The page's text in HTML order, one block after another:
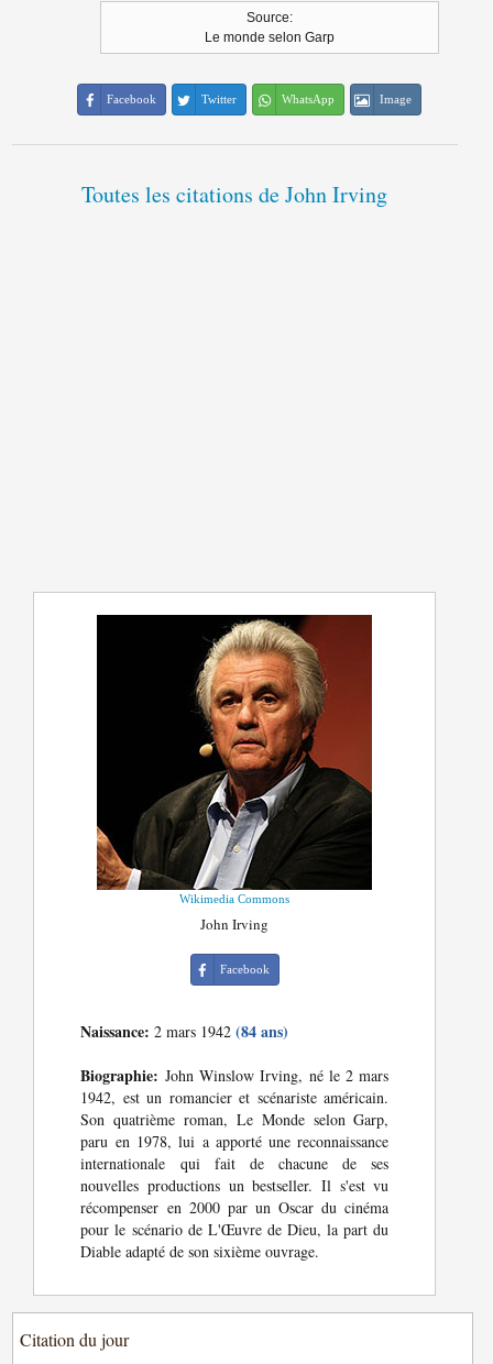
Source:
Le monde selon Garp
Facebook Twitter WhatsApp Image
Toutes les citations de John Irving
Wikimedia Commons
John Irving
Facebook
Naissance: 2 mars 1942(84 ans)
Biographie: John Winslow Irving, né le 2 mars
1942, est un romancier et scénariste américain.
Son quatrième roman, Le Monde selon Garp,
paru en 1978, lui a apporté une reconnaissance
internationale qui fait de chacune de ses
nouvelles productions un bestseller. Il s'est vu
récompenser en 2000 par un Oscar du cinéma
pour le scénario de L'Œuvre de Dieu, la part du
Diable adapté de son sixième ouvrage.
Citation du jour